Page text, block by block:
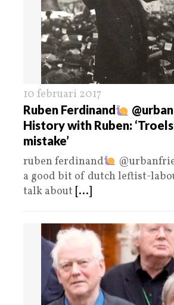
10 februari 2017
Ruben Ferdinand
History with Ruben:
mistake’
ruben ferdinand
a good bit of dutch leftist-
talk about [...]